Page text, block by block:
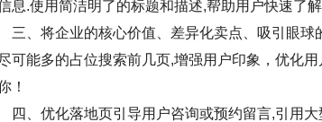
息.使用简洁明了的标题和描述,帮助用户快速了
三、将企业的核心价值、差异化卖点、吸引眼球
可能多的占位搜索前几页,增强用户印象，优化
！
四、优化落地页引导用户咨询或预约留言,引用